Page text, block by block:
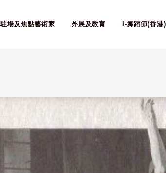
駐場及焦點藝術家 外展及教育 I-舞蹈節(香港)